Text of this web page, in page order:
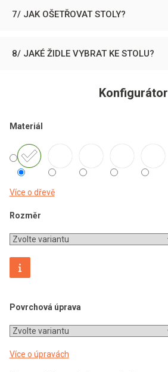
7/ JAK OŠETŘOVAT STOLY?
8/ JAKÉ ŽIDLE VYBRAT KE STOLU?
Konfigurátor
Materiál
Více o dřevě
Rozměr
Povrchová úprava
Více o úpravách